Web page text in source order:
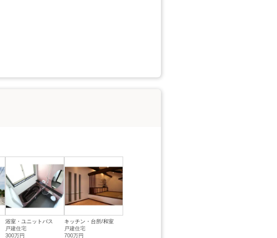
浴室・ユニットバス
戸建住宅
300万円
キッチン・台所/和室
戸建住宅
700万円